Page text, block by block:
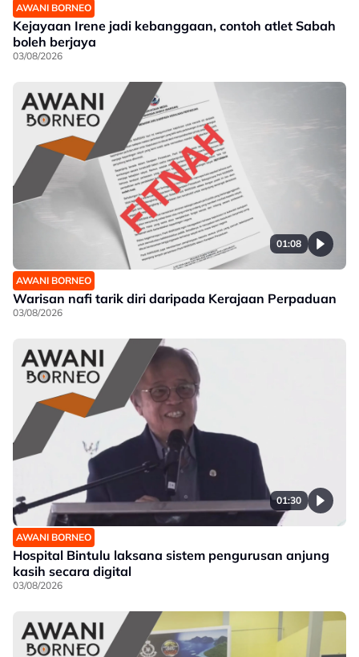
AWANI BORNEO
Kejayaan Irene jadi kebanggaan, contoh atlet Sabah
boleh berjaya
03/08/2026
01:08
AWANI BORNEO
Warisan nafi tarik diri daripada Kerajaan Perpaduan
03/08/2026
01:30
AWANI BORNEO
Hospital Bintulu laksana sistem pengurusan anjung
kasih secara digital
03/08/2026